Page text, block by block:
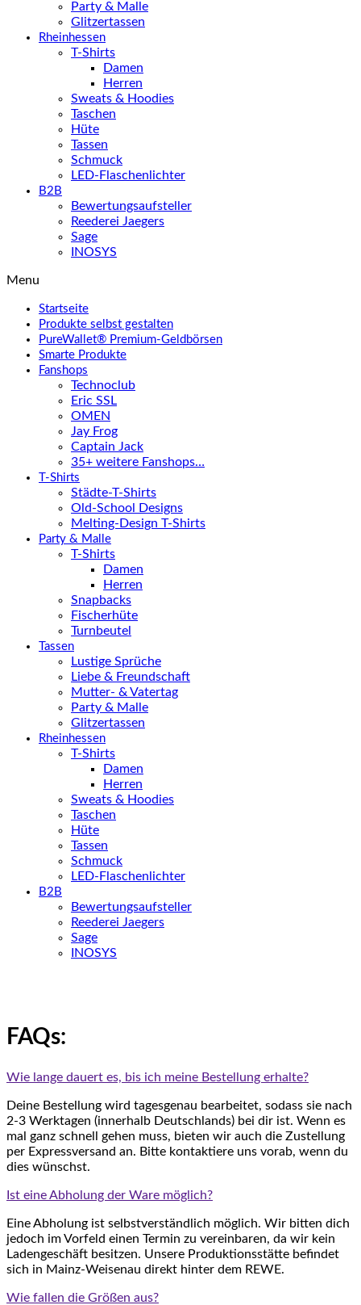
Party & Malle
Glitzertassen
Rheinhessen
T-Shirts
Damen
Herren
Sweats & Hoodies
Taschen
Hüte
Tassen
Schmuck
LED-Flaschenlichter
B2B
Bewertungsaufsteller
Reederei Jaegers
Sage
INOSYS
Menu
Startseite
Produkte selbst gestalten
PureWallet® Premium-Geldbörsen
Smarte Produkte
Fanshops
Technoclub
Eric SSL
OMEN
Jay Frog
Captain Jack
35+ weitere Fanshops…
T-Shirts
Städte-T-Shirts
Old-School Designs
Melting-Design T-Shirts
Party & Malle
T-Shirts
Damen
Herren
Snapbacks
Fischerhüte
Turnbeutel
Tassen
Lustige Sprüche
Liebe & Freundschaft
Mutter- & Vatertag
Party & Malle
Glitzertassen
Rheinhessen
T-Shirts
Damen
Herren
Sweats & Hoodies
Taschen
Hüte
Tassen
Schmuck
LED-Flaschenlichter
B2B
Bewertungsaufsteller
Reederei Jaegers
Sage
INOSYS
FAQs:
Wie lange dauert es, bis ich meine Bestellung erhalte?
Deine Bestellung wird tagesgenau bearbeitet, sodass sie nach
2-3 Werktagen (innerhalb Deutschlands) bei dir ist. Wenn es
mal ganz schnell gehen muss, bieten wir auch die Zustellung
per Expressversand an. Bitte kontaktiere uns vorab, wenn du
dies wünschst.
Ist eine Abholung der Ware möglich?
Eine Abholung ist selbstverständlich möglich. Wir bitten dich
jedoch im Vorfeld einen Termin zu vereinbaren, da wir kein
Ladengeschäft besitzen. Unsere Produktionsstätte befindet
sich in Mainz-Weisenau direkt hinter dem REWE.
Wie fallen die Größen aus?